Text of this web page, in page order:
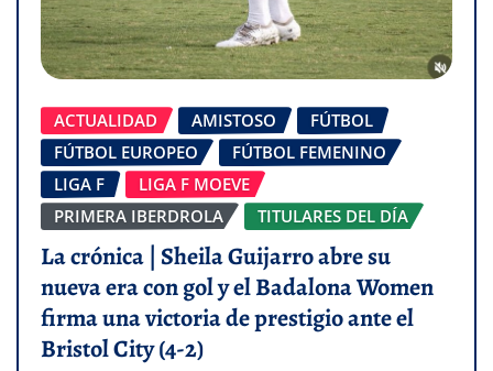
ACTUALIDAD AMISTOSO
FÚTBOL
FÚTBOL EUROPEO
FÚTBOL FEMENINO
LIGA F
LIGA F MOEVE
PRIMERA IBERDROLA
TITULARES DEL DÍA
La crónica | Sheila Guijarro abre su
nueva era con gol y el Badalona Women
firma una victoria de prestigio ante el
Bristol City (4-2)